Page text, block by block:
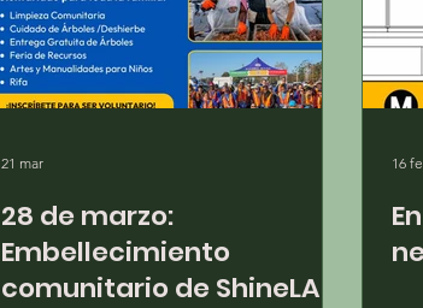
28 de marzo:
Embellecimiento
comunitario de ShineLA
21 mar 16